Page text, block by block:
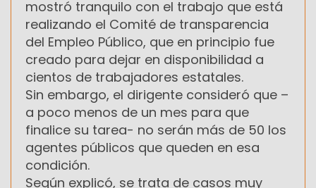
mostró tranquilo con el trabajo que está
realizando el Comité de transparencia
del Empleo Público, que en principio fue
creado para dejar en disponibilidad a
cientos de trabajadores estatales.
Sin embargo, el dirigente consideró que –
a poco menos de un mes para que
finalice su tarea- no serán más de 50 los
agentes públicos que queden en esa
condición.
Según explicó, se trata de casos muy